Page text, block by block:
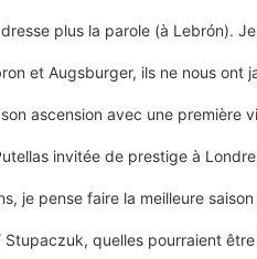
plus la parole (à Lebrón).
et Augsburger, ils ne nous ont
ascension avec une première
invitée de prestige à
je pense faire la meilleure
quelles pourraient